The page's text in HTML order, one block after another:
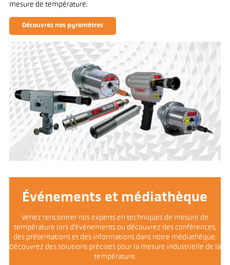
mesure de température.
Découvrez nos pyromètres
Événements et médiathèque
Venez rencontrer nos experts en techniques de mesure de
température lors d'événements ou découvrez des conférences,
des présentations et des informations dans notre médiathèque.
Découvrez des solutions précises pour la mesure industrielle de la
température.